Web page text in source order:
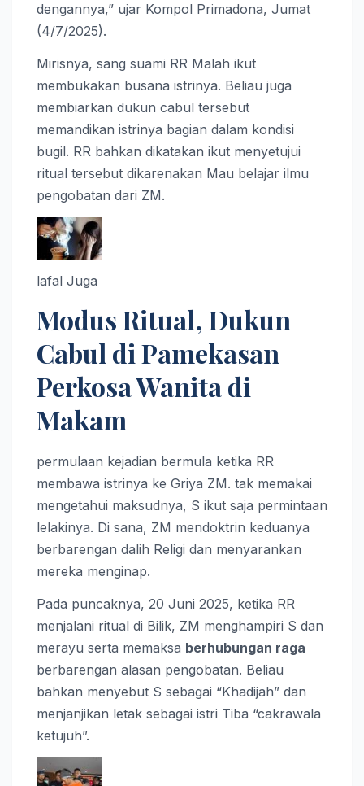
dengannya,” ujar Kompol Primadona, Jumat
(4/7/2025).
Mirisnya, sang suami RR Malah ikut
membukakan busana istrinya. Beliau juga
membiarkan dukun cabul tersebut
memandikan istrinya bagian dalam kondisi
bugil. RR bahkan dikatakan ikut menyetujui
ritual tersebut dikarenakan Mau belajar ilmu
pengobatan dari ZM.
lafal Juga
Modus Ritual, Dukun
Cabul di Pamekasan
Perkosa Wanita di
Makam
permulaan kejadian bermula ketika RR
membawa istrinya ke Griya ZM. tak memakai
mengetahui maksudnya, S ikut saja permintaan
lelakinya. Di sana, ZM mendoktrin keduanya
berbarengan dalih Religi dan menyarankan
mereka menginap.
Pada puncaknya, 20 Juni 2025, ketika RR
menjalani ritual di Bilik, ZM menghampiri S dan
merayu serta memaksa berhubungan raga
berbarengan alasan pengobatan. Beliau
bahkan menyebut S sebagai “Khadijah” dan
menjanjikan letak sebagai istri Tiba “cakrawala
ketujuh”.